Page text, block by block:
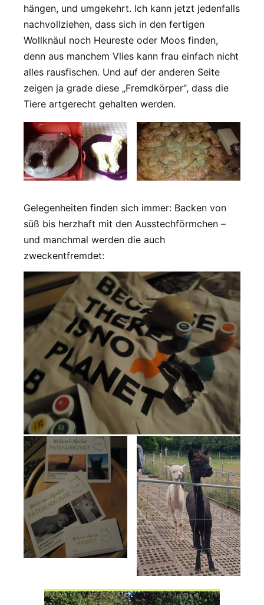
hängen, und umgekehrt. Ich kann jetzt jedenfalls
nachvollziehen, dass sich in den fertigen
Wollknäul noch Heureste oder Moos finden,
denn aus manchem Vlies kann frau einfach nicht
alles rausfischen. Und auf der anderen Seite
zeigen ja grade diese „Fremdkörper“, dass die
Tiere artgerecht gehalten werden.
Gelegenheiten finden sich immer: Backen von
süß bis herzhaft mit den Ausstechförmchen –
und manchmal werden die auch
zweckentfremdet: